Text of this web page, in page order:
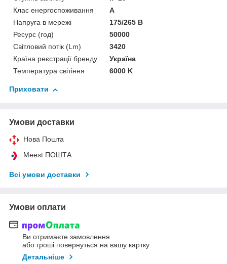
Клас енергоспоживання
A
Напруга в мережі
175/265 В
Ресурс (год)
50000
Світловий потік (Lm)
3420
Країна реєстрації бренду
Україна
Температура світіння
6000 K
Приховати
Умови доставки
Нова Пошта
Meest ПОШТА
Всі умови доставки
Умови оплати
Ви отримаєте замовлення
або гроші повернуться на вашу картку
Детальніше